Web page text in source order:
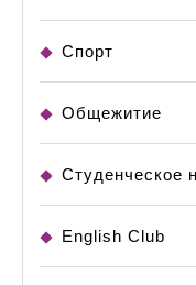
Спорт
Общежитие
Студенческое
English Club